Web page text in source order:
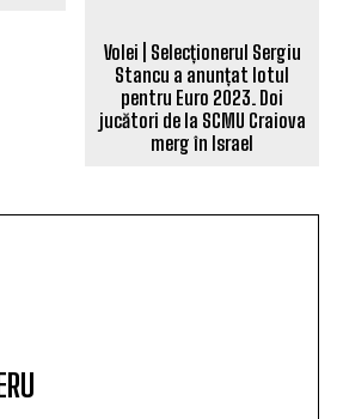
jucători de la SCMU Craiova
merg în Israel
alternativ realizator emisiuni radio.